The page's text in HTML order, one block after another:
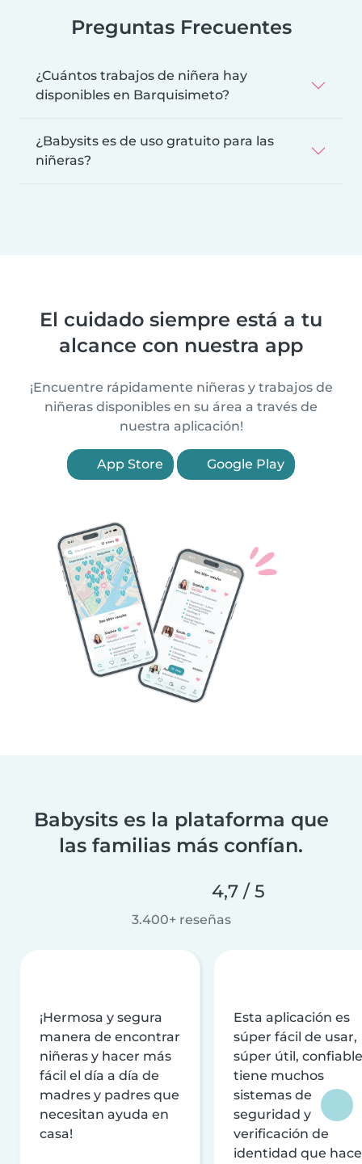
Preguntas Frecuentes
¿Cuántos trabajos de niñera hay
disponibles en Barquisimeto?
¿Babysits es de uso gratuito para las
niñeras?
El cuidado siempre está a tu
alcance con nuestra app
¡Encuentre rápidamente niñeras y trabajos de
niñeras disponibles en su área a través de
nuestra aplicación!
App Store Google Play
Babysits es la plataforma que
las familias más confían.
4,7 / 5
3.400+ reseñas
¡Hermosa y segura
manera de encontrar
niñeras y hacer más
fácil el día a día de
madres y padres que
necesitan ayuda en
casa!
Esta aplicación es
súper fácil de usar,
súper útil,
tiene muchos
sistemas de
seguridad y
verificación de
identidad que